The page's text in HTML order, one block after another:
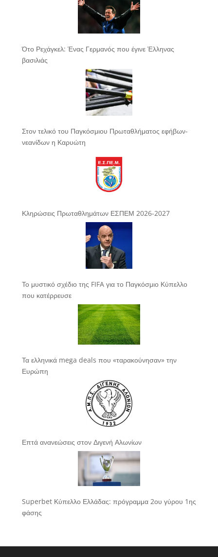
Ότο Ρεχάγκελ: Ένας Γερμανός που έγινε Έλληνας
βασιλιάς
Στον τελικό του Παγκόσμιου Πρωταθλήματος εφήβων-
νεανίδων η Καρυώτη
Κληρώσεις Πρωταθλημάτων ΕΣΠΕΜ 2026-2027
Το μυστικό σχέδιο της FIFA για το Παγκόσμιο Κύπελλο
που κατέρρευσε
Τα ελληνικά mega deals που «ταρακούνησαν» την
Ευρώπη
Επτά ανανεώσεις στον Διγενή Αλωνίων
Superbet Κύπελλο Ελλάδας: πρόγραμμα 2ου γύρου 1ης
φάσης